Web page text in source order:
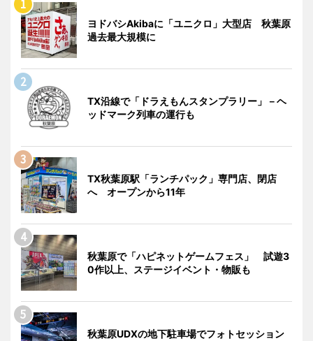
ヨドバシAkibaに「ユニクロ」大型店 秋葉原
過去最大規模に
TX沿線で「ドラえもんスタンプラリー」－ヘ
ッドマーク列車の運行も
TX秋葉原駅「ランチパック」専門店、閉店
へ オープンから11年
秋葉原で「ハピネットゲームフェス」 試遊3
0作以上、ステージイベント・物販も
秋葉原UDXの地下駐車場でフォトセッション